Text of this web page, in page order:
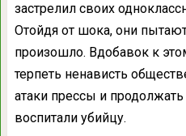
застрелил своих
Отойдя от шока, они
произошло. Вдобавок к
терпеть ненависть
атаки прессы и
воспитали убийцу.